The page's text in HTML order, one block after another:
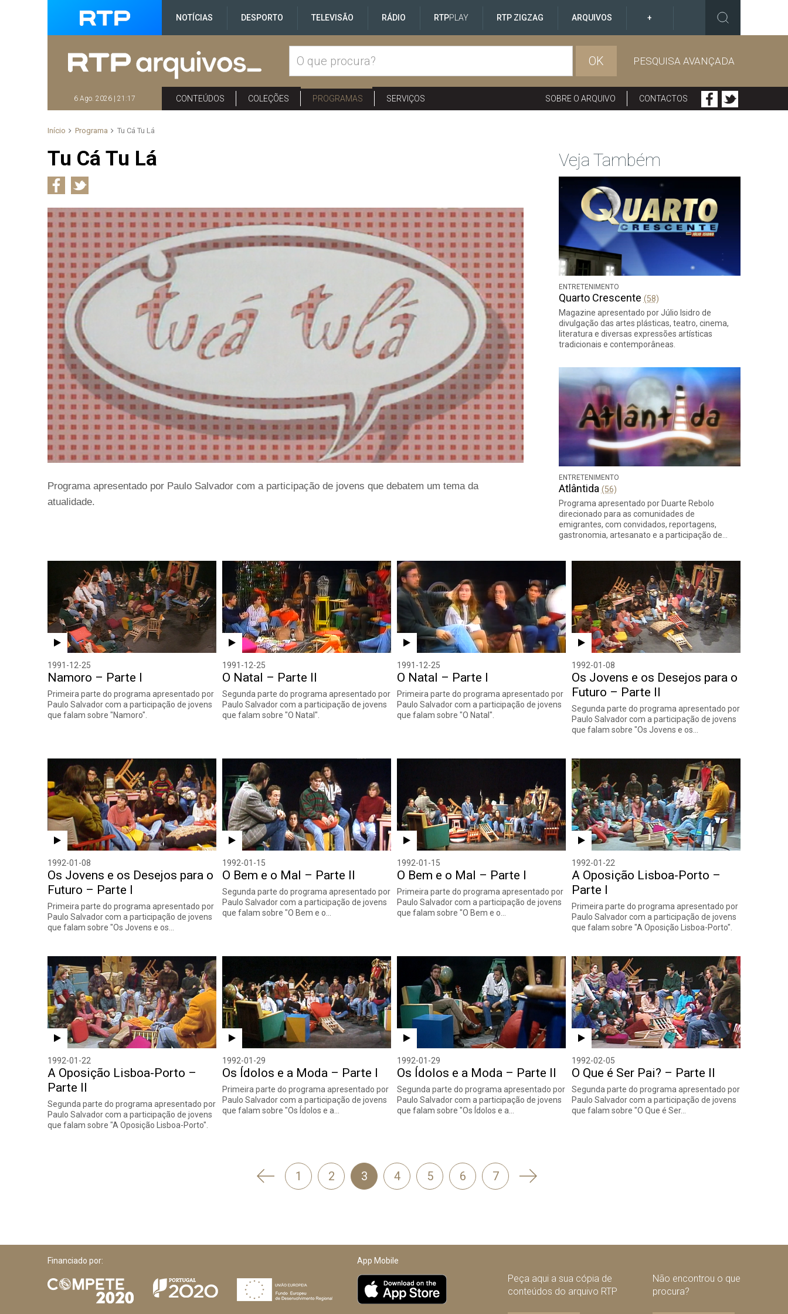
NOTÍCIAS DESPORTO TELEVISÃO RÁDIO RTPPLAY RTP ZIGZAG ARQUIVOS +
OK PESQUISA AVANÇADA
6 Ago. 2026 | 21:17 CONTEÚDOS COLEÇÕES PROGRAMAS SERVIÇOS SOBRE O ARQUIVO CONTACTOS
Início Programa Tu Cá Tu Lá
Tu Cá Tu Lá
Programa apresentado por Paulo Salvador com a participação de jovens que debatem um tema da
atualidade.
1991-12-25
Namoro – Parte I
Primeira parte do programa apresentado por
Paulo Salvador com a participação de jovens
que falam sobre "Namoro".
1991-12-25
O Natal – Parte II
Segunda parte do programa apresentado por
Paulo Salvador com a participação de jovens
que falam sobre "O Natal".
1991-12-25
O Natal – Parte I
Primeira parte do programa apresentado por
Paulo Salvador com a participação de jovens
que falam sobre "O Natal".
1992-01-08
Os Jovens e os Desejos para o
Futuro – Parte II
Segunda parte do programa apresentado por
Paulo Salvador com a participação de jovens
que falam sobre "Os Jovens e os…
1992-01-08
Os Jovens e os Desejos para o
Futuro – Parte I
Primeira parte do programa apresentado por
Paulo Salvador com a participação de jovens
que falam sobre "Os Jovens e os…
1992-01-15
O Bem e o Mal – Parte II
Segunda parte do programa apresentado por
Paulo Salvador com a participação de jovens
que falam sobre "O Bem e o…
1992-01-15
O Bem e o Mal – Parte I
Primeira parte do programa apresentado por
Paulo Salvador com a participação de jovens
que falam sobre "O Bem e o…
1992-01-22
A Oposição Lisboa-Porto –
Parte I
Primeira parte do programa apresentado por
Paulo Salvador com a participação de jovens
que falam sobre "A Oposição Lisboa-Porto".
1992-01-22
A Oposição Lisboa-Porto –
Parte II
Segunda parte do programa apresentado por
Paulo Salvador com a participação de jovens
que falam sobre "A Oposição Lisboa-Porto".
1992-01-29
Os Ídolos e a Moda – Parte I
Primeira parte do programa apresentado por
Paulo Salvador com a participação de jovens
que falam sobre "Os Ídolos e a…
1992-01-29
Os Ídolos e a Moda – Parte II
Segunda parte do programa apresentado por
Paulo Salvador com a participação de jovens
que falam sobre "Os Ídolos e a…
1992-02-05
O Que é Ser Pai? – Parte II
Segunda parte do programa apresentado por
Paulo Salvador com a participação de jovens
que falam sobre "O Que é Ser…
'
1 2 3 4 5 6 7 Seguinte
Veja Também
ENTRETENIMENTO
Quarto Crescente (58)
Magazine apresentado por Júlio Isidro de
divulgação das artes plásticas, teatro, cinema,
literatura e diversas expressões artísticas
tradicionais e contemporâneas.
ENTRETENIMENTO
Atlântida (56)
Programa apresentado por Duarte Rebolo
direcionado para as comunidades de
emigrantes, com convidados, reportagens,
gastronomia, artesanato e a participação de…
Financiado por: App Mobile
Peça aqui a sua cópia de
conteúdos do arquivo RTP
Não encontrou o que
procura?